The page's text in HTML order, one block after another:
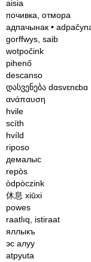
aisia
почивка, отмора
адпачынак•
gorffwys, saib
wotpočink
pihenő
descanso
დასვენებაdɑsvɛnɛbɑ
ανάπαυση
hvile
scíth
hvíld
riposo
демалыс
repòs
òdpòczink
休息xiūxi
powes
raatlıq, istiraat
яллыкъ
эс алуу
atpyuta